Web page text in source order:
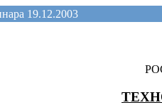
19.12.2003